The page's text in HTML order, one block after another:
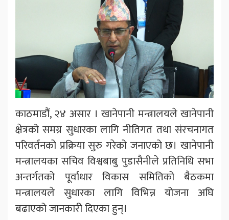
काठमाडौंं, २४ असार । खानेपानी मन्त्रालयले खानेपानी
क्षेत्रको समग्र सुधारका लागि नीतिगत तथा संरचनागत
परिवर्तनको प्रक्रिया सुरु गरेको जनाएको छ। खानेपानी
मन्त्रालयका सचिव विश्वबाबु पुडासैनीले प्रतिनिधि सभा
अन्तर्गतको पूर्वाधार विकास समितिको बैठकमा
मन्त्रालयले सुधारका लागि विभिन्न योजना अघि
बढाएको जानकारी दिएका हुन्।